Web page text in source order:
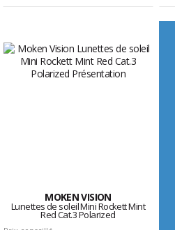
MOKEN VISION
Lunettes de soleil Mini Rockett Mint
Red Cat.3 Polarized